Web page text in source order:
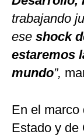
trabajando
ese shock
estaremos
mundo”,
En el marco
Estado y de